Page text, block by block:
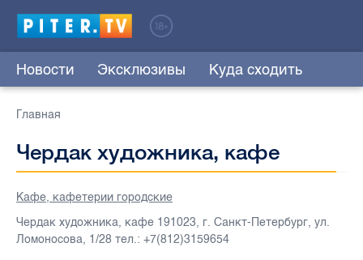
Новости Эксклюзивы Куда сходить
Главная
Чердак художника, кафе
Кафе, кафетерии городские
Чердак художника, кафе 191023, г. Санкт-Петербург, ул.
Ломоносова, 1/28 тел.: +7(812)3159654